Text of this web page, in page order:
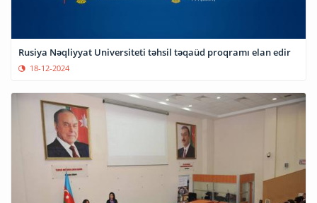
Rusiya Nəqliyyat Universiteti təhsil təqaüd proqramı elan edir
18-12-2024